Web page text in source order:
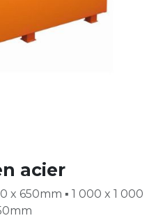
acier
x 650mm ▪ 1 000 x 1 000